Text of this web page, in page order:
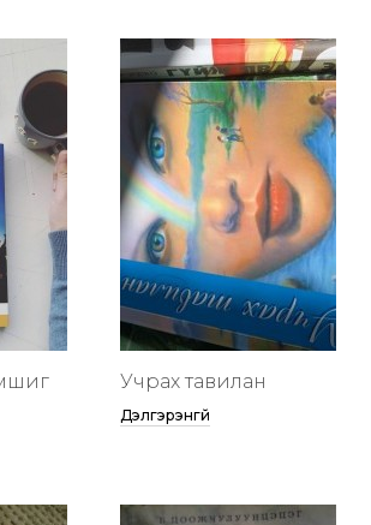
Учрах тавилан
Дэлгэрэнгүй